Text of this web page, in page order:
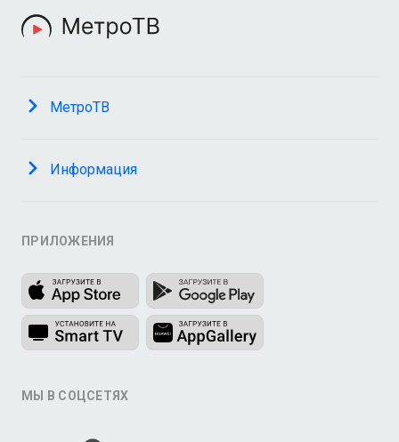
МетроТВ
Информация
ПРИЛОЖЕНИЯ
МЫ В СОЦСЕТЯХ